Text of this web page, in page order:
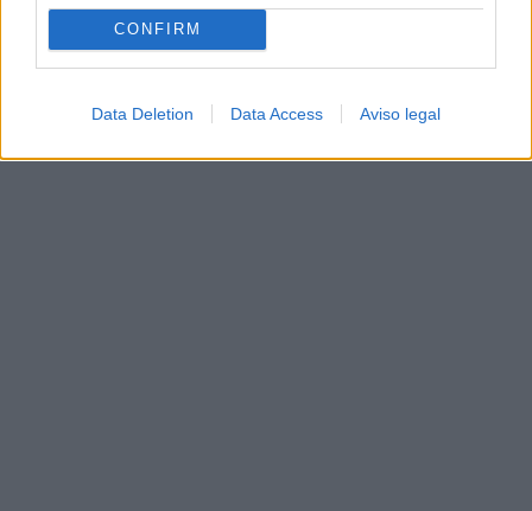
CONFIRM
Data Deletion Data Access Aviso legal